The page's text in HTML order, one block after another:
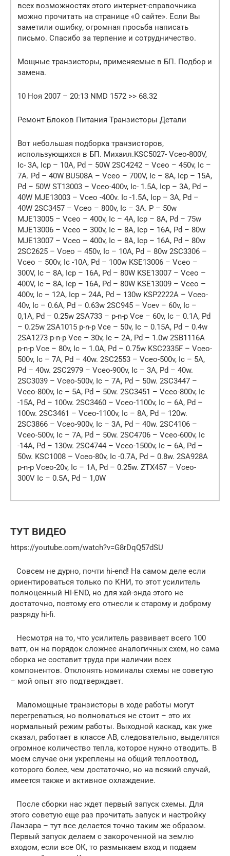
всех возможностях этого интернет-справочника
можно прочитать на странице «О сайте». Если Вы
заметили ошибку, огромная просьба написать
письмо. Спасибо за терпение и сотрудничество.
Мощные транзисторы, применяемые в БП. Подбор и
замена.
10 Ноя 2007 – 20:13 NMD 1572 >> 68.32
Ремонт Блоков Питания Транзисторы Детали
Вот небольшая подборка транзисторов,
использующихся в БП. Михаил.KSC5027- Vceo-800V,
Ic- 3A, Icp – 10A, Pd – 50W 2SC4242 – Vceo – 450v, Ic –
7A. Pd – 40W BU508A – Vceo – 700V, Ic – 8A, Icp – 15A,
Pd – 50W ST13003 – Vceo-400v, Ic- 1.5A, Icp – 3A, Pd –
40W MJE13003 – Vceo -400v. Ic -1.5A, Icp – 3A, Pd –
40W 2SC3457 – Vceo – 800v, Ic – 3A. P – 50w
MJE13005 – Vceo – 400v, Ic – 4A, Icp – 8A, Pd – 75w
MJE13006 – Vceo – 300v, Ic – 8A, Icp – 16A, Pd – 80w
MJE13007 – Vceo – 400v, Ic – 8A, Icp – 16A, Pd – 80w
2SC2625 – Vceo – 450v, Ic – 10A, Pd – 80w 2SC3306 –
Vceo – 500v, Ic -10A, Pd – 100w KSE13006 – Vceo –
300V, Ic – 8A, Icp – 16A, Pd – 80W KSE13007 – Vceo –
400V, Ic – 8A, Icp – 16A, Pd – 80W KSE13009 – Vceo –
400v, Ic – 12A, Icp – 24A, Pd – 130w KSP2222A – Vceo-
40v, Ic – 0.6A, Pd – 0.63w 2SC945 – Vcev – 60v, Ic –
0,1A, Pd – 0.25w 2SA733 – p-n-p Vce – 60v, Ic – 0.1A, Pd
– 0.25w 2SA1015 p-n-p Vce – 50v, Ic – 0.15A, Pd – 0.4w
2SA1273 p-n-p Vce – 30v, Ic – 2A, Pd – 1.0w 2SB1116A
p-n-p Vce – 80v, Ic – 1.0A, Pd – 0.75w KSC2335F – Vceo-
500v, Ic – 7A, Pd – 40w. 2SC2553 – Vceo-500v, Ic – 5A,
Pd – 40w. 2SC2979 – Vceo-900v, Ic – 3A, Pd – 40w.
2SC3039 – Vceo-500v, Ic – 7A, Pd – 50w. 2SC3447 –
Vceo-800v, Ic – 5A, Pd – 50w. 2SC3451 – Vceo-800v, Ic
-15A, Pd – 100w. 2SC3460 – Vceo-1100v, Ic – 6A, Pd –
100w. 2SC3461 – Vceo-1100v, Ic – 8A, Pd – 120w.
2SC3866 – Vceo-900v, Ic – 3A, Pd – 40w. 2SC4106 –
Vceo-500v, Ic – 7A, Pd – 50w. 2SC4706 – Vceo-600v, Ic
-14A, Pd – 130w. 2SC4744 – Vceo-1500v, Ic – 6A, Pd –
50w. KSC1008 – Vceo-80v, Ic -0.7A, Pd – 0.8w. 2SA928A
p-n-p Vceo-20v, Ic – 1A, Pd – 0.25w. ZTX457 – Vceo-
300V Ic – 0.5A, Pd – 1,0W
ТУТ ВИДЕО
https://youtube.com/watch?v=G8rDqQ57dSU
Совсем не дурно, почти hi-end! На самом деле если
ориентироваться только по КНИ, то этот усилитель
полноценный HI-END, но для хай-энда этого не
достаточно, поэтому его отнесли к старому и доброму
разряду hi-fi.
Несмотря на то, что усилитель развивает всего 100
ватт, он на порядок сложнее аналогичных схем, но сама
сборка не составит труда при наличии всех
компонентов. Отклонять номиналы схемы не советую
– мой опыт это подтверждает.
Маломощные транзисторы в ходе работы могут
перегреваться, но волноваться не стоит – это их
нормальный режим работы. Выходной каскад, как уже
сказал, работает в классе АВ, следовательно, выделятся
огромное количество тепла, которое нужно отводить. В
моем случае они укреплены на общий теплоотвод,
которого более, чем достаточно, но на всякий случай,
имеется также и активное охлаждение.
После сборки нас ждет первый запуск схемы. Для
этого советую еще раз прочитать запуск и настройку
Ланзара – тут все делается точно таким же образом.
Первый запуск делаем с закороченной на землю
входом, если все ОК, то размыкаем вход и подаем